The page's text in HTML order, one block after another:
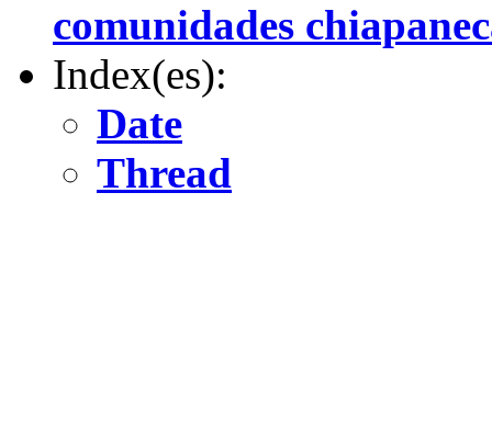
comunidades
Index(es):
Date
Thread